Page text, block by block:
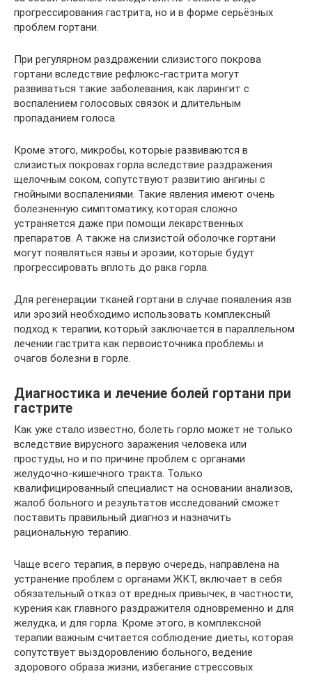
прогрессирования гастрита, но и в форме серьёзных
проблем гортани.
При регулярном раздражении слизистого покрова
гортани вследствие рефлюкс-гастрита могут
развиваться такие заболевания, как ларингит с
воспалением голосовых связок и длительным
пропаданием голоса.
Кроме этого, микробы, которые развиваются в
слизистых покровах горла вследствие раздражения
щелочным соком, сопутствуют развитию ангины с
гнойными воспалениями. Такие явления имеют очень
болезненную симптоматику, которая сложно
устраняется даже при помощи лекарственных
препаратов. А также на слизистой оболочке гортани
могут появляться язвы и эрозии, которые будут
прогрессировать вплоть до рака горла.
Для регенерации тканей гортани в случае появления язв
или эрозий необходимо использовать комплексный
подход к терапии, который заключается в параллельном
лечении гастрита как первоисточника проблемы и
очагов болезни в горле.
Диагностика и лечение болей гортани при
гастрите
Как уже стало известно, болеть горло может не только
вследствие вирусного заражения человека или
простуды, но и по причине проблем с органами
желудочно-кишечного тракта. Только
квалифицированный специалист на основании анализов,
жалоб больного и результатов исследований сможет
поставить правильный диагноз и назначить
рациональную терапию.
Чаще всего терапия, в первую очередь, направлена на
устранение проблем с органами ЖКТ, включает в себя
обязательный отказ от вредных привычек, в частности,
курения как главного раздражителя одновременно и для
желудка, и для горла. Кроме этого, в комплексной
терапии важным считается соблюдение диеты, которая
сопутствует выздоровлению больного, ведение
здорового образа жизни, избегание стрессовых